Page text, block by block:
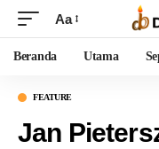
Aa
Beranda Utama
FEATURE
Jan